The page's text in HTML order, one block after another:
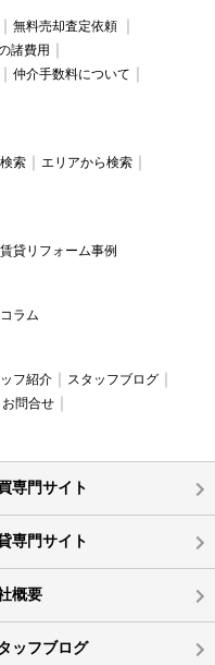
無料売却査定依頼
諸費用
仲介手数料について
索
エリアから検索
賃貸リフォーム事例
ラム
フ紹介
スタッフブログ
お問合せ
専門サイト
専門サイト
概要
ッフブログ